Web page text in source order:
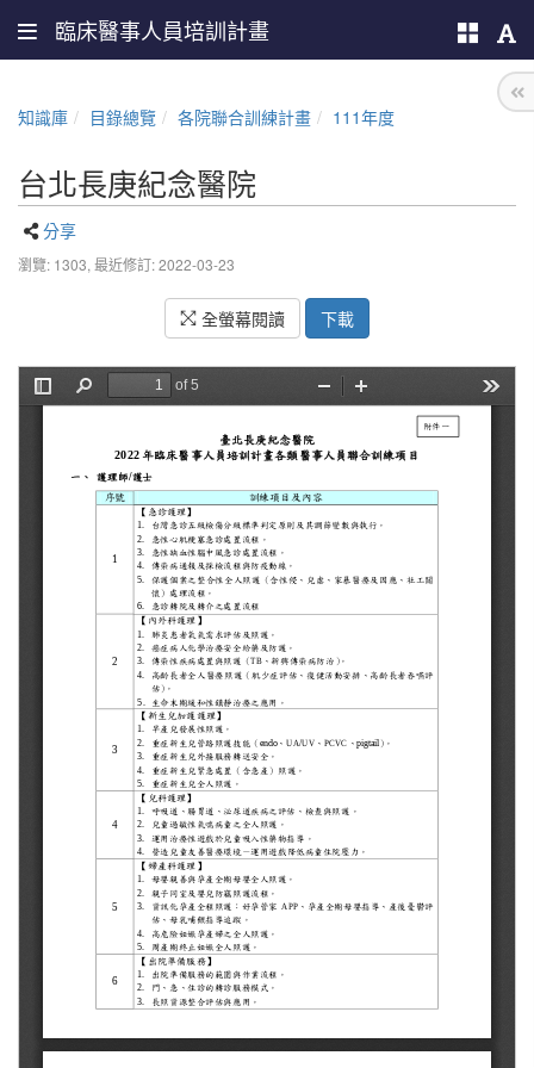
臨床醫事人員培訓計畫
知識庫 目錄總覽 各院聯合訓練計畫 111年度
台北長庚紀念醫院
分享
瀏覽: 1303, 最近修訂: 2022-03-23
全螢幕閱讀 下載